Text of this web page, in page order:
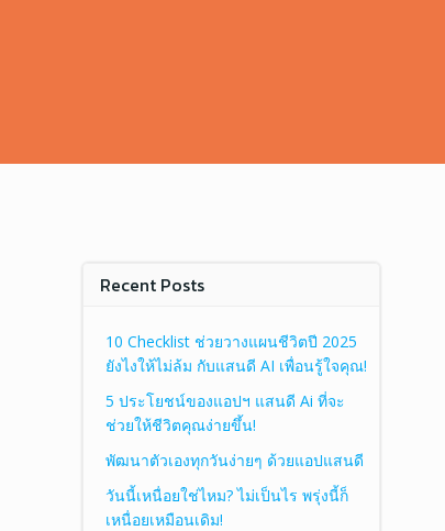
Recent Posts
10 Checklist ช่วยวางแผนชีวิตปี 2025
ยังไงให้ไม่ล้ม กับแสนดี AI เพื่อนรู้ใจคุณ!
5 ประโยชน์ของแอปฯ แสนดี Ai ที่จะ
ช่วยให้ชีวิตคุณง่ายขึ้น!
พัฒนาตัวเองทุกวันง่ายๆ ด้วยแอปแสนดี
วันนี้เหนื่อยใช่ไหม? ไม่เป็นไร พรุ่งนี้ก็
เหนื่อยเหมือนเดิม!